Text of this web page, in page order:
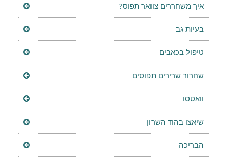
איך משחררים צוואר תפוס?
בעיות גב
טיפול בכאבים
שחרור שרירים תפוסים
וואטסו
שיאצו בהוד השרון
הבריכה